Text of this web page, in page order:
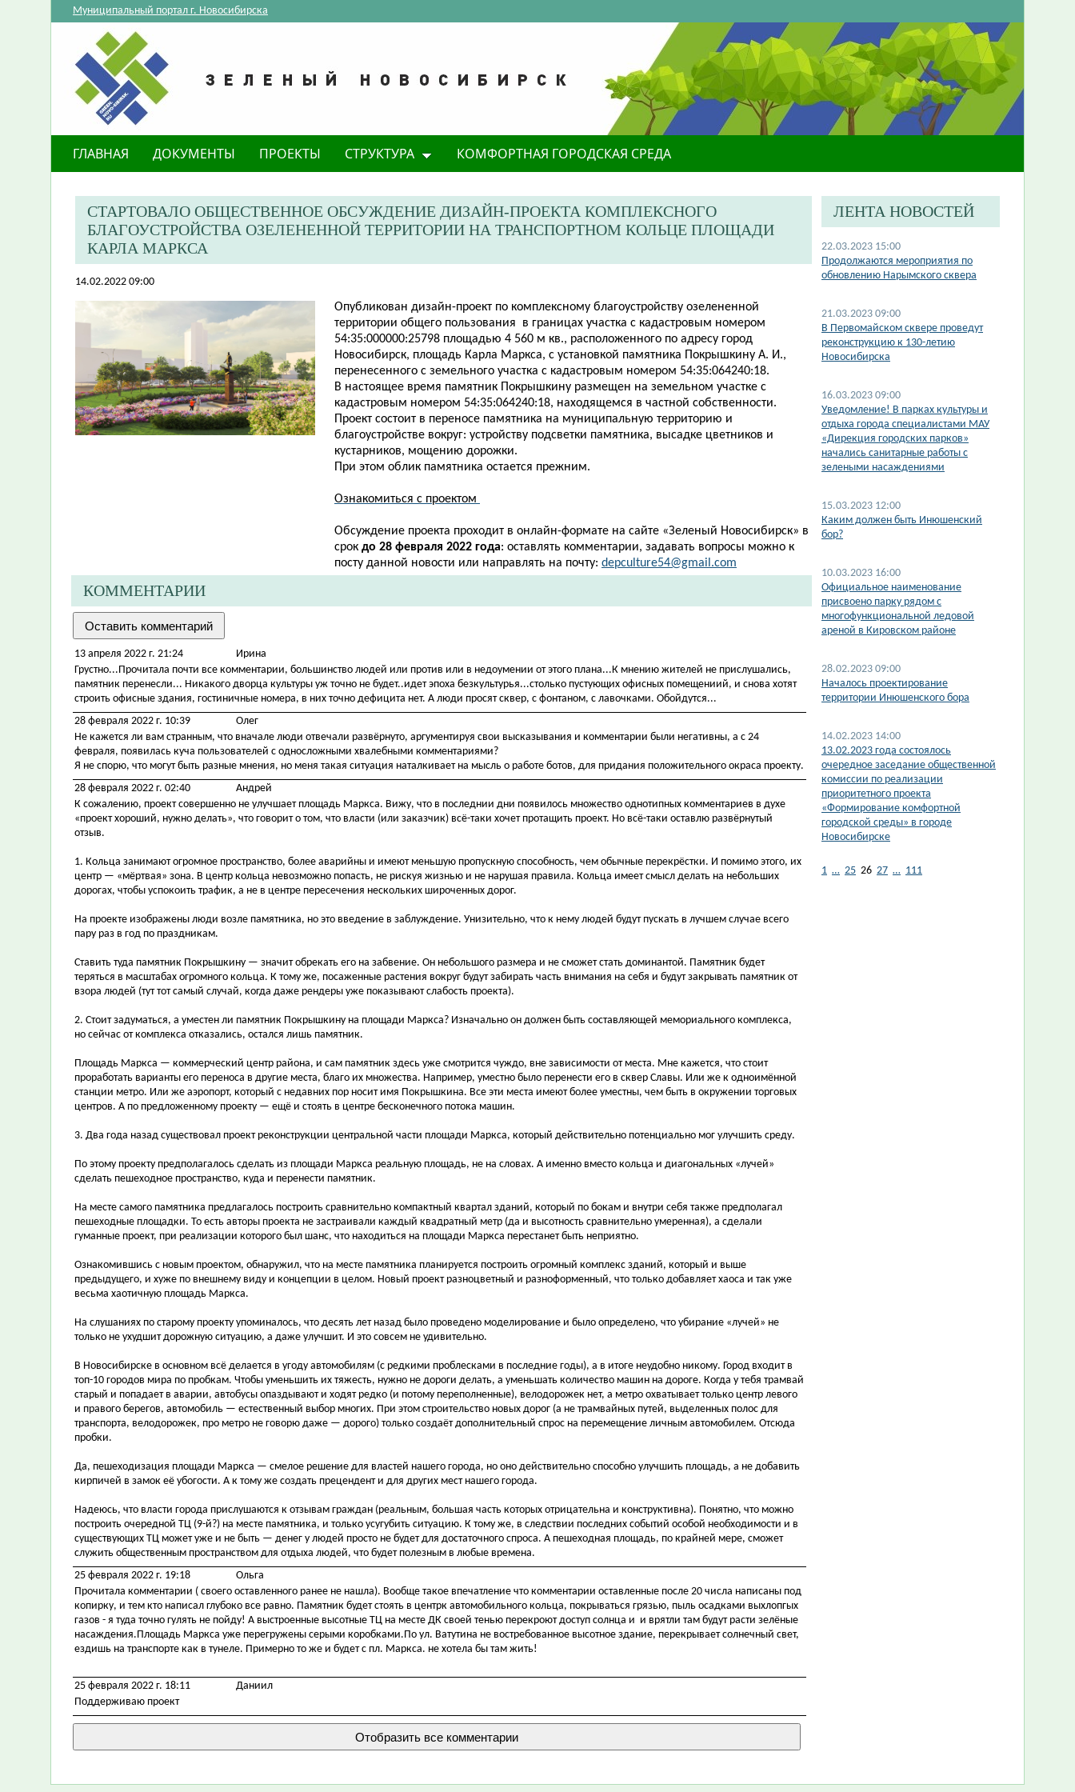
Муниципальный портал г. Новосибирска
ГЛАВНАЯ ДОКУМЕНТЫ ПРОЕКТЫ СТРУКТУРА КОМФОРТНАЯ ГОРОДСКАЯ СРЕДА
СТАРТОВАЛО ОБЩЕСТВЕННОЕ ОБСУЖДЕНИЕ ДИЗАЙН-ПРОЕКТА КОМПЛЕКСНОГО
БЛАГОУСТРОЙСТВА ОЗЕЛЕНЕННОЙ ТЕРРИТОРИИ НА ТРАНСПОРТНОМ КОЛЬЦЕ ПЛОЩАДИ
КАРЛА МАРКСА
14.02.2022 09:00
Опубликован дизайн-проект по комплексному благоустройству озелененной
территории общего пользования в границах участка с кадастровым номером
54:35:000000:25798 площадью 4 560 м кв., расположенного по адресу город
Новосибирск, площадь Карла Маркса, с установкой памятника Покрышкину А. И.,
перенесенного с земельного участка с кадастровым номером 54:35:064240:18.
В настоящее время памятник Покрышкину размещен на земельном участке с
кадастровым номером 54:35:064240:18, находящемся в частной собственности.
Проект состоит в переносе памятника на муниципальную территорию и
благоустройстве вокруг: устройству подсветки памятника, высадке цветников и
кустарников, мощению дорожки.
При этом облик памятника остается прежним.
Ознакомиться с проектом
Обсуждение проекта проходит в онлайн-формате на сайте «Зеленый Новосибирск» в
срок до 28 февраля 2022 года: оставлять комментарии, задавать вопросы можно к
посту данной новости или направлять на почту: depculture54@gmail.com
КОММЕНТАРИИ
13 апреля 2022 г. 21:24
Ирина
Грустно...Прочитала почти все комментарии, большинство людей или против или в недоумении от этого плана...К мнению жителей не прислушались,
памятник перенесли... Никакого дворца культуры уж точно не будет..идет эпоха безкультурья...столько пустующих офисных помещениий, и снова хотят
строить офисные здания, гостиничные номера, в них точно дефицита нет. А люди просят сквер, с фонтаном, с лавочками. Обойдутся...
28 февраля 2022 г. 10:39
Олег
Не кажется ли вам странным, что вначале люди отвечали развёрнуто, аргументируя свои высказывания и комментарии были негативны, а с 24
февраля, появилась куча пользователей с односложными хвалебными комментариями?
Я не спорю, что могут быть разные мнения, но меня такая ситуация наталкивает на мысль о работе ботов, для придания положительного окраса проекту.
28 февраля 2022 г. 02:40
Андрей
К сожалению, проект совершенно не улучшает площадь Маркса. Вижу, что в последнии дни появилось множество однотипных комментариев в духе
«проект хороший, нужно делать», что говорит о том, что власти (или заказчик) всё-таки хочет протащить проект. Но всё-таки оставлю развёрнутый
отзыв.
1. Кольца занимают огромное пространство, более аварийны и имеют меньшую пропускную способность, чем обычные перекрёстки. И помимо этого, их
центр — «мёртвая» зона. В центр кольца невозможно попасть, не рискуя жизнью и не нарушая правила. Кольца имеет смысл делать на небольших
дорогах, чтобы успокоить трафик, а не в центре пересечения нескольких широченных дорог.
На проекте изображены люди возле памятника, но это введение в заблуждение. Унизительно, что к нему людей будут пускать в лучшем случае всего
пару раз в год по праздникам.
Ставить туда памятник Покрышкину — значит обрекать его на забвение. Он небольшого размера и не сможет стать доминантой. Памятник будет
теряться в масштабах огромного кольца. К тому же, посаженные растения вокруг будут забирать часть внимания на себя и будут закрывать памятник от
взора людей (тут тот самый случай, когда даже рендеры уже показывают слабость проекта).
2. Стоит задуматься, а уместен ли памятник Покрышкину на площади Маркса? Изначально он должен быть составляющей мемориального комплекса,
но сейчас от комплекса отказались, остался лишь памятник.
Площадь Маркса — коммерческий центр района, и сам памятник здесь уже смотрится чуждо, вне зависимости от места. Мне кажется, что стоит
проработать варианты его переноса в другие места, благо их множества. Например, уместно было перенести его в сквер Славы. Или же к одноимённой
станции метро. Или же аэропорт, который с недавних пор носит имя Покрышкина. Все эти места имеют более уместны, чем быть в окружении торговых
центров. А по предложенному проекту — ещё и стоять в центре бесконечного потока машин.
3. Два года назад существовал проект реконструкции центральной части площади Маркса, который действительно потенциально мог улучшить среду.
По этому проекту предполагалось сделать из площади Маркса реальную площадь, не на словах. А именно вместо кольца и диагональных «лучей»
сделать пешеходное пространство, куда и перенести памятник.
На месте самого памятника предлагалось построить сравнительно компактный квартал зданий, который по бокам и внутри себя также предполагал
пешеходные площадки. То есть авторы проекта не застраивали каждый квадратный метр (да и высотность сравнительно умеренная), а сделали
гуманные проект, при реализации которого был шанс, что находиться на площади Маркса перестанет быть неприятно.
Ознакомившись с новым проектом, обнаружил, что на месте памятника планируется построить огромный комплекс зданий, который и выше
предыдущего, и хуже по внешнему виду и концепции в целом. Новый проект разноцветный и разноформенный, что только добавляет хаоса и так уже
весьма хаотичную площадь Маркса.
На слушаниях по старому проекту упоминалось, что десять лет назад было проведено моделирование и было определено, что убирание «лучей» не
только не ухудшит дорожную ситуацию, а даже улучшит. И это совсем не удивительно.
В Новосибирске в основном всё делается в угоду автомобилям (с редкими проблесками в последние годы), а в итоге неудобно никому. Город входит в
топ-10 городов мира по пробкам. Чтобы уменьшить их тяжесть, нужно не дороги делать, а уменьшать количество машин на дороге. Когда у тебя трамвай
старый и попадает в аварии, автобусы опаздывают и ходят редко (и потому переполненные), велодорожек нет, а метро охватывает только центр левого
и правого берегов, автомобиль — естественный выбор многих. При этом строительство новых дорог (а не трамвайных путей, выделенных полос для
транспорта, велодорожек, про метро не говорю даже — дорого) только создаёт дополнительный спрос на перемещение личным автомобилем. Отсюда
пробки.
Да, пешеходизация площади Маркса — смелое решение для властей нашего города, но оно действительно способно улучшить площадь, а не добавить
кирпичей в замок её убогости. А к тому же создать прецендент и для других мест нашего города.
Надеюсь, что власти города прислушаются к отзывам граждан (реальным, большая часть которых отрицательна и конструктивна). Понятно, что можно
построить очередной ТЦ (9-й?) на месте памятника, и только усугубить ситуацию. К тому же, в следствии последних событий особой необходимости и в
существующих ТЦ может уже и не быть — денег у людей просто не будет для достаточного спроса. А пешеходная площадь, по крайней мере, сможет
служить общественным пространством для отдыха людей, что будет полезным в любые времена.
25 февраля 2022 г. 19:18
Ольга
Прочитала комментарии ( своего оставленного ранее не нашла). Вообще такое впечатление что комментарии оставленные после 20 числа написаны под
копирку, и тем кто написал глубоко все равно. Памятник будет стоять в центрк автомобильного кольца, покрываться грязью, пыль осадками выхлопгых
газов - я туда точно гулять не пойду! А выстроенные высотные ТЦ на месте ДК своей тенью перекроют доступ солнца и и врятли там будут расти зелёные
насаждения.Площадь Маркса уже перегружены серыми коробками.По ул. Ватутина не востребованное высотное здание, перекрывает солнечный свет,
ездишь на транспорте как в тунеле. Примерно то же и будет с пл. Маркса. не хотела бы там жить!
25 февраля 2022 г. 18:11
Даниил
Поддерживаю проект
ЛЕНТА НОВОСТЕЙ
22.03.2023 15:00
​Продолжаются мероприятия по
обновлению Нарымского сквера
21.03.2023 09:00
В Первомайском сквере проведут
реконструкцию к 130-летию
Новосибирска
16.03.2023 09:00
​Уведомление! В парках культуры и
отдыха города специалистами МАУ
«Дирекция городских парков»
начались санитарные работы с
зелеными насаждениями
15.03.2023 12:00
Каким должен быть Инюшенский
бор?
10.03.2023 16:00
Официальное наименование
присвоено парку рядом с
многофункциональной ледовой
ареной в Кировском районе
28.02.2023 09:00
Началось проектирование
территории Инюшенского бора
14.02.2023 14:00
13.02.2023 года состоялось
очередное заседание общественной
комиссии по реализации
приоритетного проекта
«Формирование комфортной
городской среды» в городе
Новосибирске
1 … 25 26 27 … 111